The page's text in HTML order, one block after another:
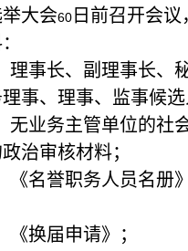
大会60 日前召开会
理事长、副理事长、
事、理事、监事候选
无业务主管单位的社
治审核材料；
《名誉职务人员名册
《换届申请》；